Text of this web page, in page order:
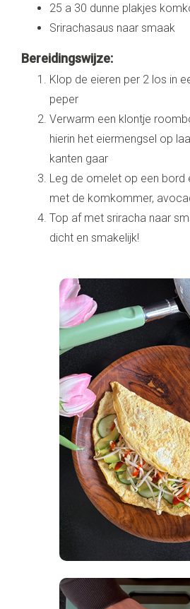
25 a 30 dunne plakjes
Srirachasaus naar smaak
Bereidingswijze:
Klop de eieren per 2 los in
peper
Verwarm een klontje
hierin het eiermengsel op
kanten gaar
Leg de omelet op een bord
met de komkommer,
Top af met sriracha naar
dicht en smakelijk!